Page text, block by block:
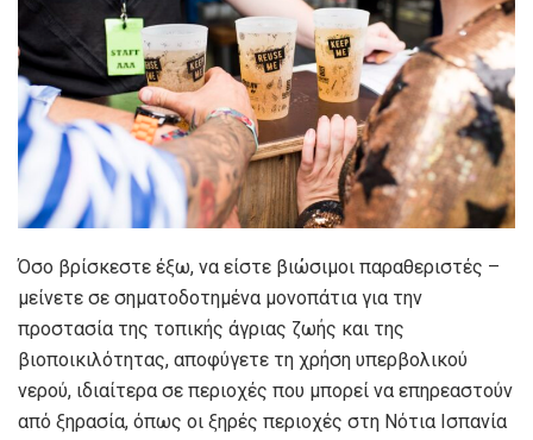
Όσο βρίσκεστε έξω, να είστε βιώσιμοι παραθεριστές –
μείνετε σε σηματοδοτημένα μονοπάτια για την
προστασία της τοπικής άγριας ζωής και της
βιοποικιλότητας, αποφύγετε τη χρήση υπερβολικού
νερού, ιδιαίτερα σε περιοχές που μπορεί να επηρεαστούν
από ξηρασία, όπως οι ξηρές περιοχές στη Νότια Ισπανία